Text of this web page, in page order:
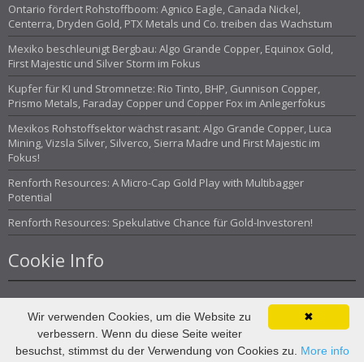
Ontario fördert Rohstoffboom: Agnico Eagle, Canada Nickel,
Centerra, Dryden Gold, PTX Metals und Co. treiben das Wachstum
Mexiko beschleunigt Bergbau: Algo Grande Copper, Equinox Gold,
First Majestic und Silver Storm im Fokus
Kupfer für KI und Stromnetze: Rio Tinto, BHP, Gunnison Copper,
Prismo Metals, Faraday Copper und Copper Fox im Anlegerfokus
Mexikos Rohstoffsektor wächst rasant: Algo Grande Copper, Luca
Mining, Vizsla Silver, Silverco, Sierra Madre und First Majestic im
Fokus!
Renforth Resources: A Micro-Cap Gold Play with Multibagger
Potential
Renforth Resources: Spekulative Chance für Gold-Investoren!
Cookie Info
© Investor Magazin 2013
✖
Wir verwenden Cookies, um die Website zu
verbessern. Wenn du diese Seite weiter
besuchst, stimmst du der Verwendung von Cookies zu. More info